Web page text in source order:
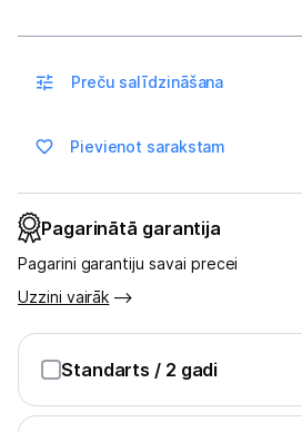
Vēlmju saraksts
Tehnikas izvešana
Uzņēmumiem
Tet pakalpojumi
Preču salīdzināšana
Pievienot sarakstam
Pagarinātā garantija
Pagarini garantiju savai precei
Uzzini vairāk
Standarts / 2 gadi